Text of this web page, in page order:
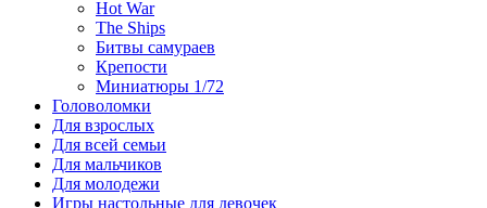
Hot War
The Ships
Битвы самураев
Крепости
Миниатюры 1/72
Головоломки
Для взрослых
Для всей семьи
Для мальчиков
Для молодежи
Игры настольные для девочек